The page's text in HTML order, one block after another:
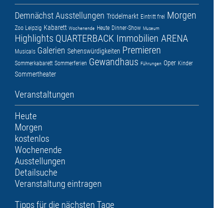
DemnächstAusstellungen Trödelmarkt Eintritt frei Morgen
Zoo Leipzig Kabarett Wochenende Heute Dinner-Show Museum
Highlights QUARTERBACK Immobilien ARENA
Musicals Galerien Sehenswürdigkeiten Premieren
Sommerkabarett Sommerferien Gewandhaus Führungen Oper Kinder
Sommertheater
Veranstaltungen
Heute
Morgen
kostenlos
Wochenende
Ausstellungen
Detailsuche
Veranstaltung eintragen
Tipps für die nächsten Tage